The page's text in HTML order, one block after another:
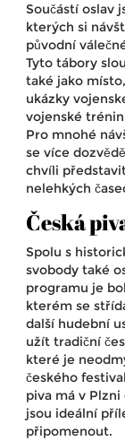
Součástí oslav
kterých si
původní
Tyto tábory
také jako
ukázky
vojenské
Pro mnohé
se více
chvíli
nelehkých
Česká
Spolu s
svobody také
programu je
kterém se
další hudební
užít tradiční
které je
českého
piva má v
jsou ideální
připomenout.